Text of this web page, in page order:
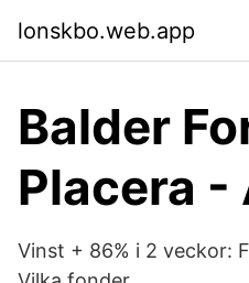
lonskbo.web.app
Balder
Placera -
Vinst + 86% i 2 veckor: